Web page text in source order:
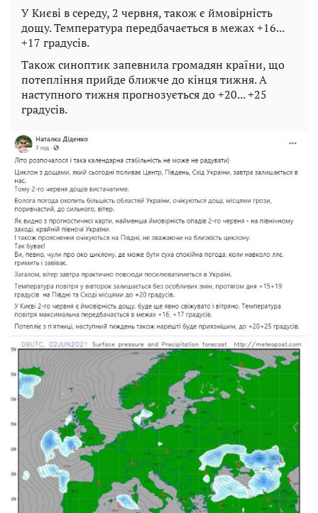
У Києві в середу, 2 червня, також є ймовірність
дощу. Температура передбачається в межах +16...
+17 градусів.
Також синоптик запевнила громадян країни, що
потепління прийде ближче до кінця тижня. А
наступного тижня прогнозується до +20... +25
градусів.